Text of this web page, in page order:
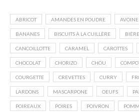
ABRICOT AMANDES EN POUDRE AVOINE
BANANES BISCUITS À LA CUILLÈRE BIÈRE
CANCOILLOTTE CARAMEL CAROTTES
CHOCOLAT CHORIZO CHOU
COURGETTE CREVETTES CURRY
LARDONS MASCARPONE OEUFS
POIREAUX POIRES POIVRON